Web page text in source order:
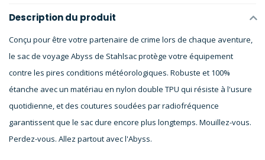
Description du produit
Conçu pour être votre partenaire de crime lors de chaque aventure,
le sac de voyage Abyss de Stahlsac protège votre équipement
contre les pires conditions météorologiques. Robuste et 100%
étanche avec un matériau en nylon double TPU qui résiste à l'usure
quotidienne, et des coutures soudées par radiofréquence
garantissent que le sac dure encore plus longtemps. Mouillez-vous.
Perdez-vous. Allez partout avec l'Abyss.